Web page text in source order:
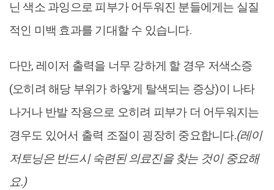
닌 색소 과잉으로 피부가 어두워진 분들에게는 실질
적인 미백 효과를 기대할 수 있습니다.
다만, 레이저 출력을 너무 강하게 할 경우 저색소증
(오히려 해당 부위가 하얗게 탈색되는 증상)이 나타
나거나 반발 작용으로 오히려 피부가 더 어두워지는
경우도 있어서 출력 조절이 굉장히 중요합니다.(레이
저토닝은 반드시 숙련된 의료진을 찾는 것이 중요해
요.)